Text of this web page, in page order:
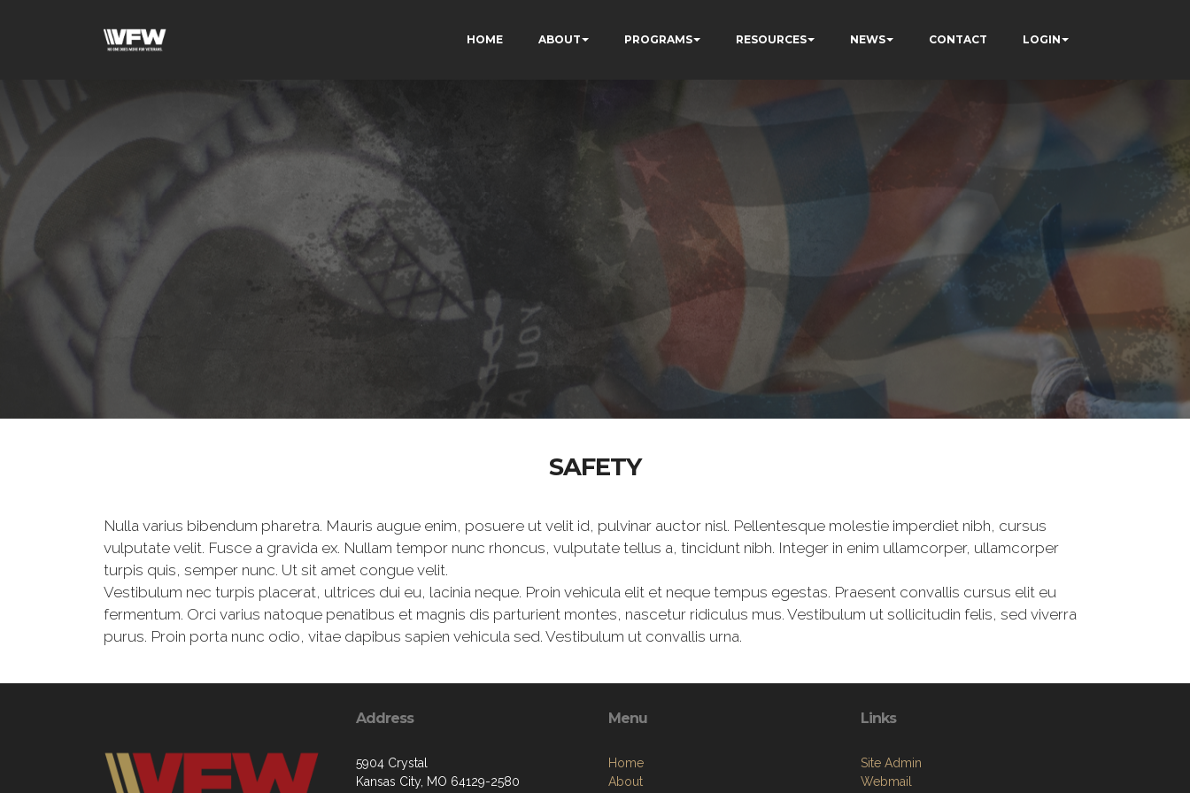
HOME ABOUT PROGRAMS RESOURCES NEWS CONTACT LOGIN
SAFETY
Nulla varius bibendum pharetra. Mauris augue enim, posuere ut velit id, pulvinar auctor nisl. Pellentesque molestie imperdiet nibh, cursus
vulputate velit. Fusce a gravida ex. Nullam tempor nunc rhoncus, vulputate tellus a, tincidunt nibh. Integer in enim ullamcorper, ullamcorper
turpis quis, semper nunc. Ut sit amet congue velit.
Vestibulum nec turpis placerat, ultrices dui eu, lacinia neque. Proin vehicula elit et neque tempus egestas. Praesent convallis cursus elit eu
fermentum. Orci varius natoque penatibus et magnis dis parturient montes, nascetur ridiculus mus. Vestibulum ut sollicitudin felis, sed viverra
purus. Proin porta nunc odio, vitae dapibus sapien vehicula sed. Vestibulum ut convallis urna.
Address
5904 Crystal
Kansas City, MO 64129-2580
Menu
Home
About
Links
Site Admin
Webmail